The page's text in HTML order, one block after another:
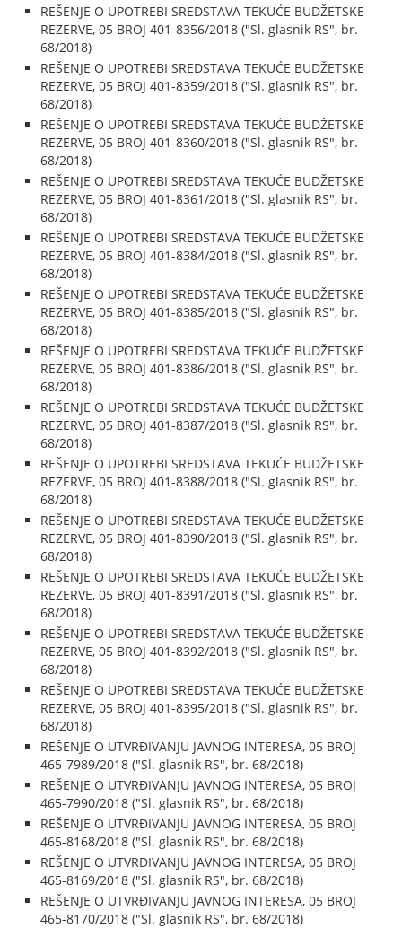
REŠENJE O UPOTREBI SREDSTAVA TEKUĆE BUDŽETSKE
REZERVE, 05 BROJ 401-8356/2018 ("Sl. glasnik RS", br.
68/2018)
REŠENJE O UPOTREBI SREDSTAVA TEKUĆE BUDŽETSKE
REZERVE, 05 BROJ 401-8359/2018 ("Sl. glasnik RS", br.
68/2018)
REŠENJE O UPOTREBI SREDSTAVA TEKUĆE BUDŽETSKE
REZERVE, 05 BROJ 401-8360/2018 ("Sl. glasnik RS", br.
68/2018)
REŠENJE O UPOTREBI SREDSTAVA TEKUĆE BUDŽETSKE
REZERVE, 05 BROJ 401-8361/2018 ("Sl. glasnik RS", br.
68/2018)
REŠENJE O UPOTREBI SREDSTAVA TEKUĆE BUDŽETSKE
REZERVE, 05 BROJ 401-8384/2018 ("Sl. glasnik RS", br.
68/2018)
REŠENJE O UPOTREBI SREDSTAVA TEKUĆE BUDŽETSKE
REZERVE, 05 BROJ 401-8385/2018 ("Sl. glasnik RS", br.
68/2018)
REŠENJE O UPOTREBI SREDSTAVA TEKUĆE BUDŽETSKE
REZERVE, 05 BROJ 401-8386/2018 ("Sl. glasnik RS", br.
68/2018)
REŠENJE O UPOTREBI SREDSTAVA TEKUĆE BUDŽETSKE
REZERVE, 05 BROJ 401-8387/2018 ("Sl. glasnik RS", br.
68/2018)
REŠENJE O UPOTREBI SREDSTAVA TEKUĆE BUDŽETSKE
REZERVE, 05 BROJ 401-8388/2018 ("Sl. glasnik RS", br.
68/2018)
REŠENJE O UPOTREBI SREDSTAVA TEKUĆE BUDŽETSKE
REZERVE, 05 BROJ 401-8390/2018 ("Sl. glasnik RS", br.
68/2018)
REŠENJE O UPOTREBI SREDSTAVA TEKUĆE BUDŽETSKE
REZERVE, 05 BROJ 401-8391/2018 ("Sl. glasnik RS", br.
68/2018)
REŠENJE O UPOTREBI SREDSTAVA TEKUĆE BUDŽETSKE
REZERVE, 05 BROJ 401-8392/2018 ("Sl. glasnik RS", br.
68/2018)
REŠENJE O UPOTREBI SREDSTAVA TEKUĆE BUDŽETSKE
REZERVE, 05 BROJ 401-8395/2018 ("Sl. glasnik RS", br.
68/2018)
REŠENJE O UTVRĐIVANJU JAVNOG INTERESA, 05 BROJ
465-7989/2018 ("Sl. glasnik RS", br. 68/2018)
REŠENJE O UTVRĐIVANJU JAVNOG INTERESA, 05 BROJ
465-7990/2018 ("Sl. glasnik RS", br. 68/2018)
REŠENJE O UTVRĐIVANJU JAVNOG INTERESA, 05 BROJ
465-8168/2018 ("Sl. glasnik RS", br. 68/2018)
REŠENJE O UTVRĐIVANJU JAVNOG INTERESA, 05 BROJ
465-8169/2018 ("Sl. glasnik RS", br. 68/2018)
REŠENJE O UTVRĐIVANJU JAVNOG INTERESA, 05 BROJ
465-8170/2018 ("Sl. glasnik RS", br. 68/2018)